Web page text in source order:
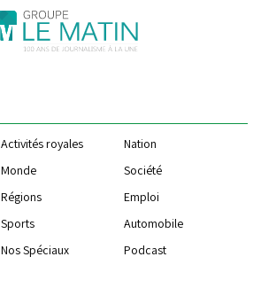
Activités royales
Nation
Monde
Société
Régions
Emploi
Sports
Automobile
Nos Spéciaux Podcast